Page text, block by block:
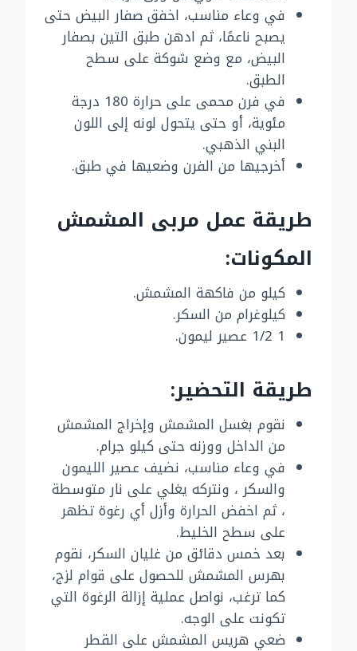
في وعاء مناسب، اخفق صفار البيض حتى
يصبح ناعمًا، ثم ادهن طبق التين بصفار
البيض، مع وضع شوكة على سطح
الطبق.
في فرن محمى على حرارة 180 درجة
مئوية، أو حتى يتحول لونه إلى اللون
البني الذهبي.
أخرجيها من الفرن وضعيها في طبق.
طريقة عمل مربى المشمش
المكونات:
كيلو من فاكهة المشمش.
كيلوغرام من السكر.
1 1/2 عصير ليمون.
طريقة التحضير:
نقوم بغسل المشمش وإخراج المشمش
من الداخل ووزنه حتى كيلو جرام.
في وعاء مناسب، نضيف عصير الليمون
والسكر ، ونتركه يغلي على نار متوسطة
، ثم اخفض الحرارة وأزل أي رغوة تظهر
على سطح الخليط.
بعد خمس دقائق من غليان السكر، نقوم
بهرس المشمش للحصول على قوام لزج،
كما ترغب، نواصل عملية إزالة الرغوة التي
تكونت على الوجه.
ضعي هريس المشمش على القطر